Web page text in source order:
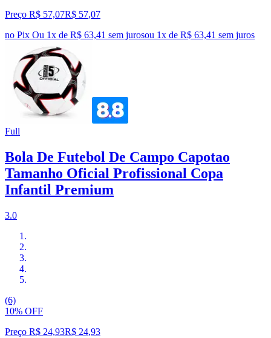
Preço R$ 57,07R$ 57,07
no Pix Ou 1x de R$ 63,41 sem jurosou 1x de R$ 63,41 sem juros
Full
Bola De Futebol De Campo Capotao
Tamanho Oficial Profissional Copa
Infantil Premium
3.0
(6)
10% OFF
Preço R$ 24,93R$ 24,93